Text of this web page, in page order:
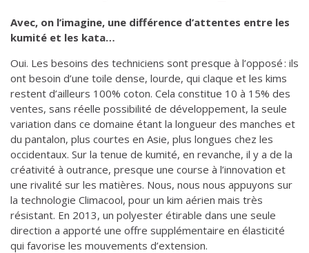
Avec, on l’imagine, une différence d’attentes entre les
kumité et les kata…
Oui. Les besoins des techniciens sont presque à l’opposé : ils
ont besoin d’une toile dense, lourde, qui claque et les kims
restent d’ailleurs 100% coton. Cela constitue 10 à 15% des
ventes, sans réelle possibilité de développement, la seule
variation dans ce domaine étant la longueur des manches et
du pantalon, plus courtes en Asie, plus longues chez les
occidentaux. Sur la tenue de kumité, en revanche, il y a de la
créativité à outrance, presque une course à l’innovation et
une rivalité sur les matières. Nous, nous nous appuyons sur
la technologie Climacool, pour un kim aérien mais très
résistant. En 2013, un polyester étirable dans une seule
direction a apporté une offre supplémentaire en élasticité
qui favorise les mouvements d’extension.